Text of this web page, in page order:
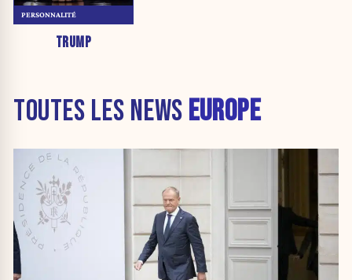
TRUMP
PERSONNALITÉ
TOUTES LES NEWS EUROPE